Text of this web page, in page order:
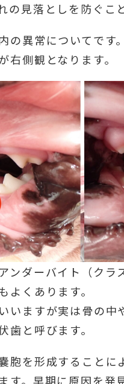
見落としを防ぐこ
異常についてです。
側観となります。
ンダーバイト（ク
よくあります。
いますが実は骨の中
歯と呼びます。
胞を形成することに
す。早期に原因を発